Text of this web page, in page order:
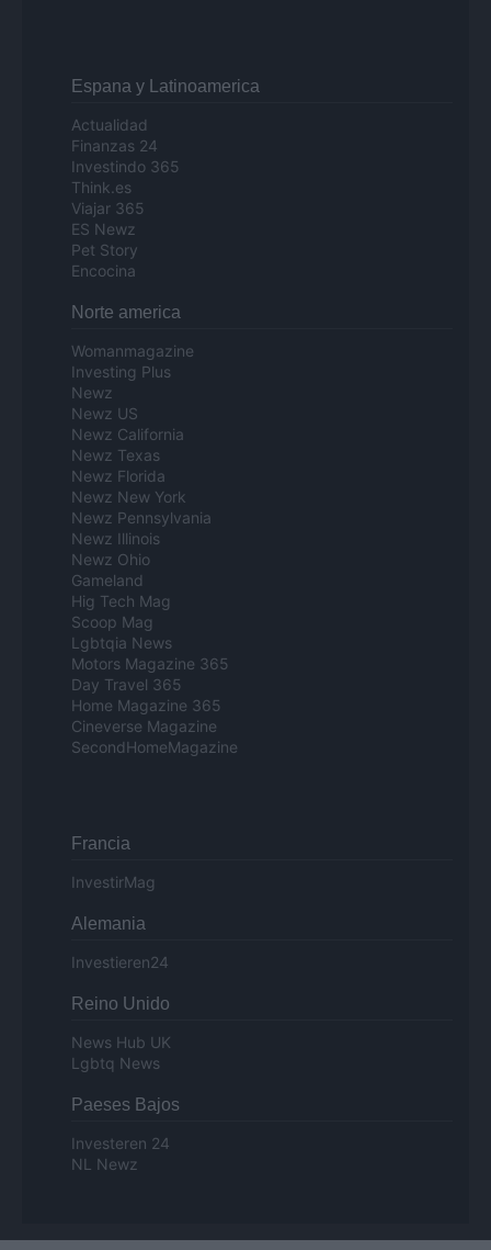
Espana y Latinoamerica
Actualidad
Finanzas 24
Investindo 365
Think.es
Viajar 365
ES Newz
Pet Story
Encocina
Norte america
Womanmagazine
Investing Plus
Newz
Newz US
Newz California
Newz Texas
Newz Florida
Newz New York
Newz Pennsylvania
Newz Illinois
Newz Ohio
Gameland
Hig Tech Mag
Scoop Mag
Lgbtqia News
Motors Magazine 365
Day Travel 365
Home Magazine 365
Cineverse Magazine
SecondHomeMagazine
Francia
InvestirMag
Alemania
Investieren24
Reino Unido
News Hub UK
Lgbtq News
Paeses Bajos
Investeren 24
NL Newz